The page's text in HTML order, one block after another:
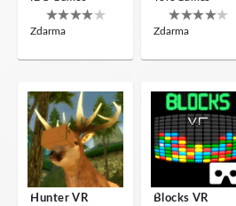
Zdarma Zdarma
Hunter VR Blocks VR